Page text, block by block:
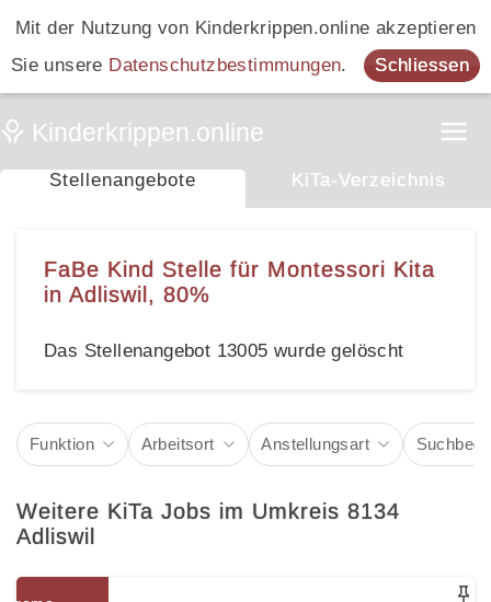
Mit der Nutzung von Kinderkrippen.online akzeptieren
Sie unsere Datenschutzbestimmungen. Schliessen
Stellenangebote KiTa-Verzeichnis
FaBe Kind Stelle für Montessori Kita
in Adliswil, 80%
Das Stellenangebot 13005 wurde gelöscht
Funktion Arbeitsort Anstellungsart
Weitere KiTa Jobs im Umkreis 8134
Adliswil